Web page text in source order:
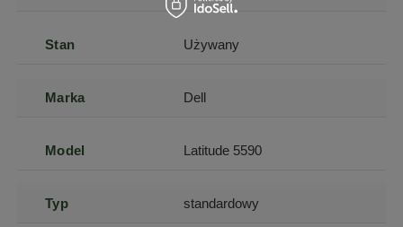
Stan Używany
Marka Dell
Model Latitude 5590
Typ standardowy